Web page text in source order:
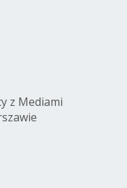
z Mediami